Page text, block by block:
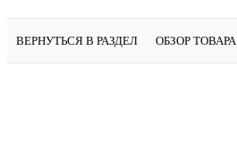
ВЕРНУТЬСЯ В РАЗДЕЛ ОБЗОР ТОВАРА